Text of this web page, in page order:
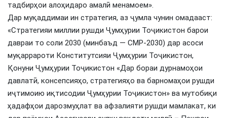
тадбирҳои алоҳидаро амалӣ менамоем».
Дар муқаддимаи ин стратегия, аз ҷумла чунин омадааст:
«Стратегияи миллии рушди Ҷумҳурии Тоҷикистон барои
давраи то соли 2030 (минбаъд — СМР-2030) дар асоси
муқаррароти Конститутсияи Ҷумҳурии Тоҷикистон,
Қонуни Ҷумҳурии Тоҷикистон «Дар бораи дурнамоҳои
давлатӣ, консепсияҳо, стратегияҳо ва барномаҳои рушди
иҷтимоию иқтисодии Ҷумҳурии Тоҷикистон» ва мутобиқи
ҳадафҳои дарозмуҳлат ва афзалияти рушди мамлакат, ки